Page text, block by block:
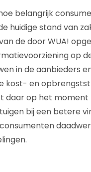
belangrijk
huidige stand van
de door WUA!
op
in de aanbieders
kost- en
daar op het moment
bij een betere